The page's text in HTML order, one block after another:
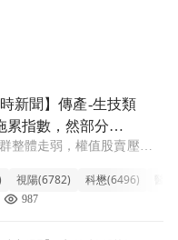
技類股權值股承壓拖累
時新聞】傳產-生技類
累指數，然部分個
個別題材
整體走弱，權值股賣壓沉
，跌勢相對明顯。盤
權值指標如新藥股藥華藥
視陽(6782) 科懋(6496)
987